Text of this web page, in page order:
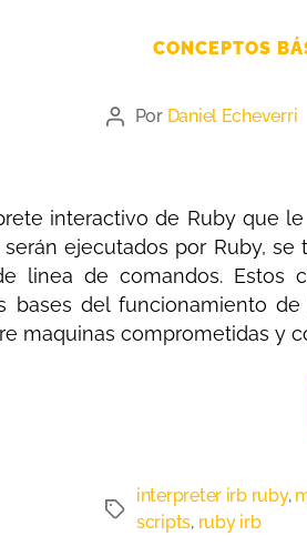
CONCEPTOS
Por Daniel Echeverri
interactivo de Ruby que
ejecutados por Ruby,
linea de comandos. Estos
bases del funcionamiento
maquinas comprometidas y
interpreter irb ruby,
scripts, ruby irb